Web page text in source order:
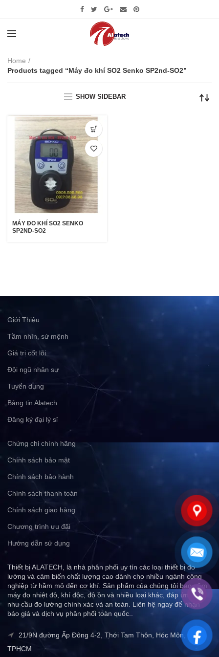
Home
Products tagged “Máy đo khí SO2 Senko SP2nd-SO2”
SHOW SIDEBAR
MÁY ĐO KHÍ SO2 SENKO
SP2ND-SO2
Giới Thiệu
Tầm nhìn, sứ mệnh
Giá trị cốt lõi
Đội ngũ nhân sự
Tuyển dụng
Bảng tin Alatech
Đăng ký đại lý sỉ
Chứng chỉ chính hãng
Chính sách bảo mật
Chính sách bảo hành
Chính sách thanh toán
Chính sách giao hàng
Chương trình ưu đãi
Hướng dẫn sử dụng
Thiết bị ALATECH, là nhà phân phối uy tín các loại thiết bị đo
lường và cảm biến chất lượng cao dành cho nhiều ngành công
nghiệp từ hầm mỏ đến cơ khí. Sản phẩm của chúng tôi bao gồm
máy đo nhiệt độ, khí độc, độ ồn và nhiều loại khác, đáp ứng mọi
nhu cầu đo lường chính xác và an toàn. Liên hệ ngay để nhận
báo giá và dịch vụ phân phối toàn quốc..
21/9N đường Ấp Đông 4-2, Thới Tam Thôn, Hóc Môn,
TPHCM